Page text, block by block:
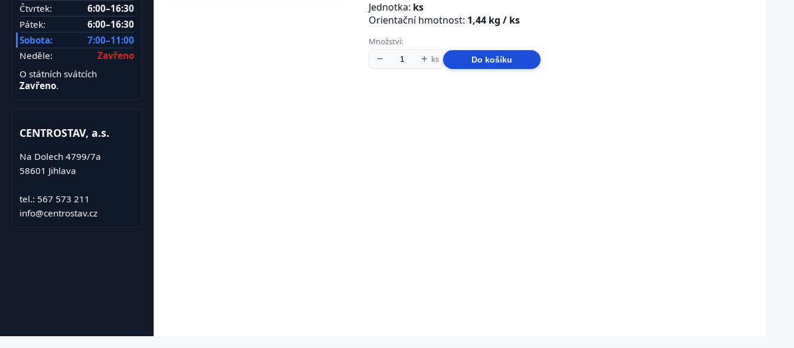
Čtvrtek:
6:00–16:30
Pátek:
6:00–16:30
Sobota:
7:00–11:00
Neděle:
Zavřeno
O státních svátcích
Zavřeno.
CENTROSTAV, a.s.
Na Dolech 4799/7a
58601 Jihlava
tel.: 567 573 211
info@centrostav.cz
Jednotka: ks
Orientační hmotnost: 1,44 kg / ks
Množství:
− + ks Do košíku